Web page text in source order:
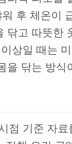
후 체온이
닦고 따뜻한
상일 때는
을 닦는 방식
점 기준 자료